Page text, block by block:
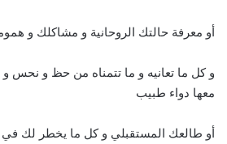
أو معرفة حالتك الروحانية و مشاكلك و
و كل ما تعانيه و ما تتمناه من حظ و نحس و
معها دواء طبيب
أو طالعك المستقبلي و كل ما يخطر لك في